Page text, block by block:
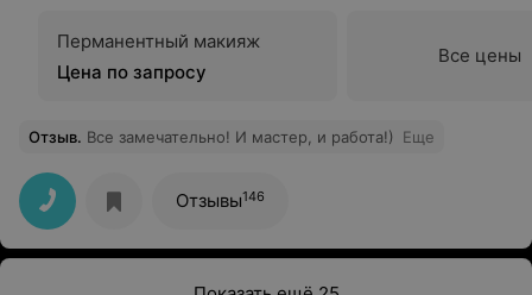
Перманентный макияж
Цена по запросу
Все цены
Отзыв. Все замечательно! И мастер, и работа!) Еще
Отзывы146